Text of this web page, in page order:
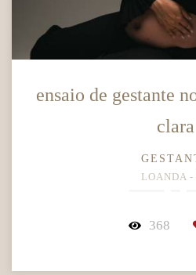
ensaio de gestante
clara
LOANDA -
368